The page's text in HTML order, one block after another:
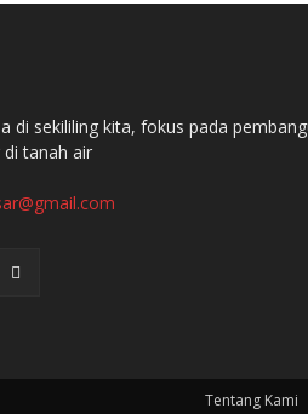
di sekililing kita, fokus pada
tanah air
Tentang Kami